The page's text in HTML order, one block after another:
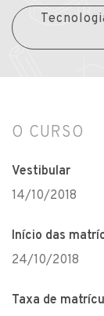
O CURSO
Vestibular
14/10/2018
Início das
24/10/2018
Taxa de